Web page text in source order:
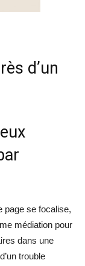
d’un
page se focalise,
médiation pour
dans une
trouble